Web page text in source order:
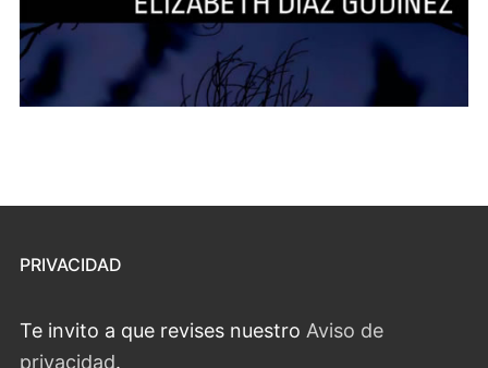
PRIVACIDAD
Te invito a que revises nuestro Aviso de
privacidad.